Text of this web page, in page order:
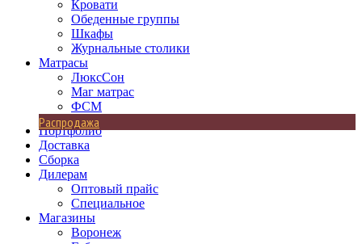
Кровати
Обеденные группы
Шкафы
Журнальные столики
Матрасы
ЛюксСон
Маг матрас
ФСМ
Распродажа
Портфолио
Доставка
Сборка
Дилерам
Оптовый прайс
Специальное
Магазины
Воронеж